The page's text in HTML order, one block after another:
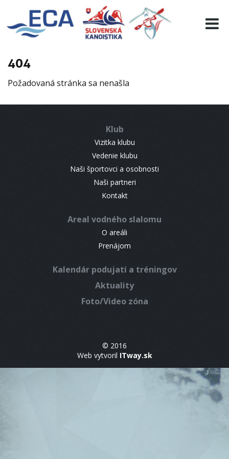
404
Požadovaná stránka sa nenašla
Klub
Vizitka klubu
Vedenie klubu
Naši športovci a osobnosti
Naši partneri
Kontakt
Areal vodného slalomu
O areáli
Prenájom
Kalendár podujatí a tréningov
Aktuality
Foto/Video zóna
© 2016
Web vytvoril ITway.sk
EURO 19
INFO
RESULTS
CONTACT